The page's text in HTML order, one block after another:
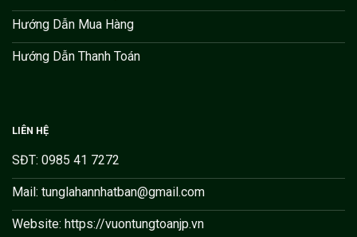
Hướng Dẫn Mua Hàng
Hướng Dẫn Thanh Toán
LIÊN HỆ
SĐT: 0985 41 7272
Mail: tunglahannhatban@gmail.com
Website: https://vuontungtoanjp.vn